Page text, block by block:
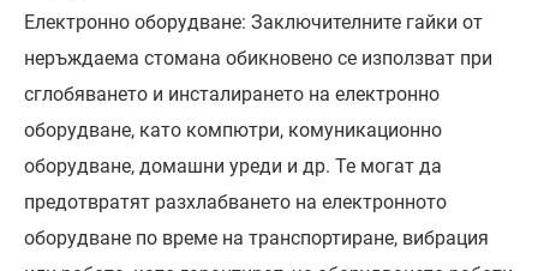
Електронно оборудване: Заключителните гайки от
неръждаема стомана обикновено се използват при
сглобяването и инсталирането на електронно
оборудване, като компютри, комуникационно
оборудване, домашни уреди и др. Те могат да
предотвратят разхлабването на електронното
оборудване по време на транспортиране, вибрация